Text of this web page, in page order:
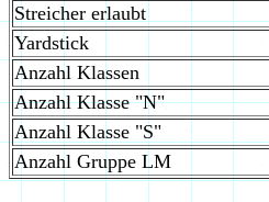
Streicher erlaubt
Yardstick
Anzahl Klassen
Anzahl Klasse "N"
Anzahl Klasse "S"
Anzahl Gruppe LM